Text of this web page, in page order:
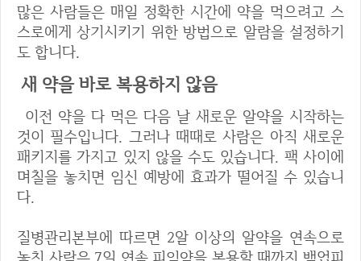
많은 사람들은 매일 정확한 시간에 약을 먹으려고 스
스로에게 상기시키기 위한 방법으로 알람을 설정하기
도 합니다.
새 약을 바로 복용하지 않음
이전 약을 다 먹은 다음 날 새로운 알약을 시작하는
것이 필수입니다. 그러나 때때로 사람은 아직 새로운
패키지를 가지고 있지 않을 수도 있습니다. 팩 사이에
며칠을 놓치면 임신 예방에 효과가 떨어질 수 있습니
다.
질병관리본부에 따르면 2알 이상의 알약을 연속으로